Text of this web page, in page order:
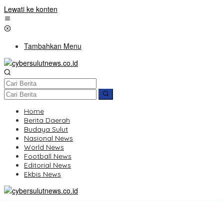
Lewati ke konten
Tambahkan Menu
Home
Berita Daerah
Budaya Sulut
Nasional News
World News
Football News
Editorial News
Ekbis News